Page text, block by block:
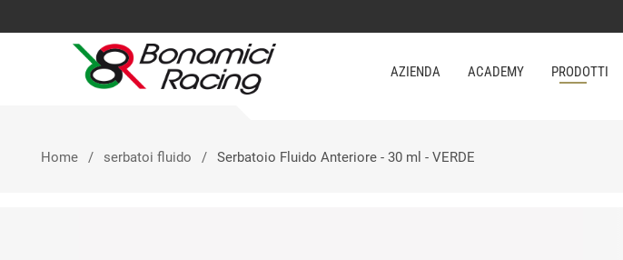
AZIENDA ACADEMY PRODOTTI
Home serbatoi fluido Serbatoio Fluido Anteriore - 30 ml - VERDE